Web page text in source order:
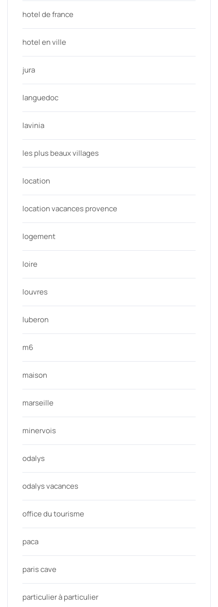
hotel de france
hotel en ville
jura
languedoc
lavinia
les plus beaux villages
location
location vacances provence
logement
loire
louvres
luberon
m6
maison
marseille
minervois
odalys
odalys vacances
office du tourisme
paca
paris cave
particulier à particulier